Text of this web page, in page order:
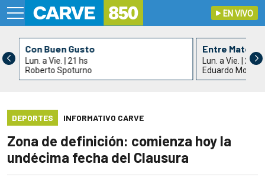
EN VIVO
Con Buen Gusto
Lun. a Vie. | 21 hs
Roberto Spoturno
Entre Mates
Lun. a Vie. |
Eduardo
DEPORTES INFORMATIVO CARVE
Zona de definición: comienza hoy la
undécima fecha del Clausura